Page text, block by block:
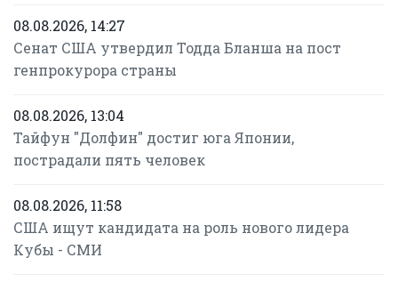
08.08.2026, 14:27
Сенат США утвердил Тодда Бланша на пост
генпрокурора страны
08.08.2026, 13:04
Тайфун "Долфин" достиг юга Японии,
пострадали пять человек
08.08.2026, 11:58
США ищут кандидата на роль нового лидера
Кубы - СМИ